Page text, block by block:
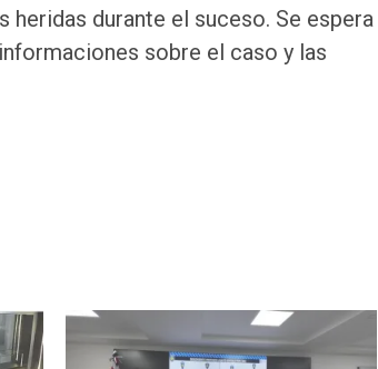
durante el suceso. Se espera
sobre el caso y las